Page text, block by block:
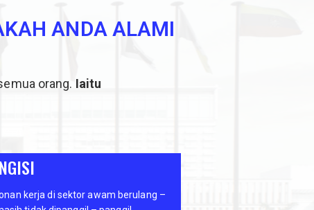
ANDA ALAMI
orang. Iaitu
kerja di sektor awam berulang –